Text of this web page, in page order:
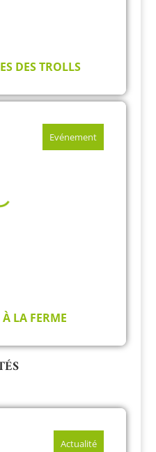
DES TROLLS
Evénement
LA FERME
Actualité